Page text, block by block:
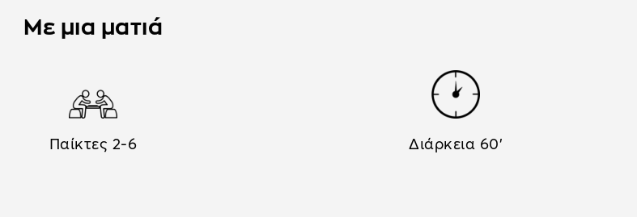
Με μια ματιά
Παίκτες 2-6 Διάρκεια 60'